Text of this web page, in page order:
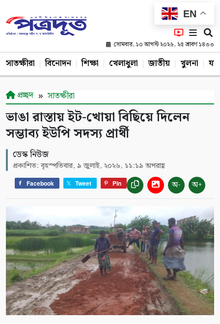
EN
সোমবার, ১০ আগস্ট ২০২৬, ২৫ শ্রাবণ ১৪৩৩
সাতক্ষীরা বিনোদন শিক্ষা খেলাধুলা জাতীয় খুলনা
প্রচ্ছদ সাতক্ষীরা
ভাঙা রাস্তায় ইট-খোয়া বিছিয়ে দিলেন
সম্ভাব্য ইউপি সদস্য প্রার্থী
ডেস্ক নিউজ
প্রকাশিত: বৃহস্পতিবার, ৯ জুলাই, ২০২৬, ১১:১৯ অপরাহ্ণ
Facebook Tweet Pin অ- অ+